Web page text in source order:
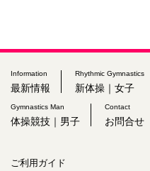
Information
最新情報
Rhythmic Gymnastics
新体操｜女子
Gymnastics Man
体操競技｜男子
Contact
お問合せ
ご利用ガイド